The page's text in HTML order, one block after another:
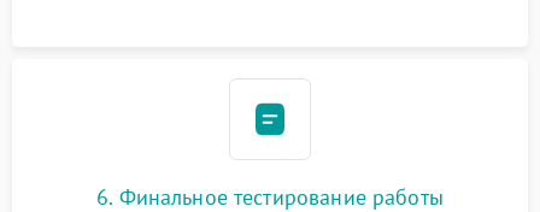
6. Финальное тестирование работы